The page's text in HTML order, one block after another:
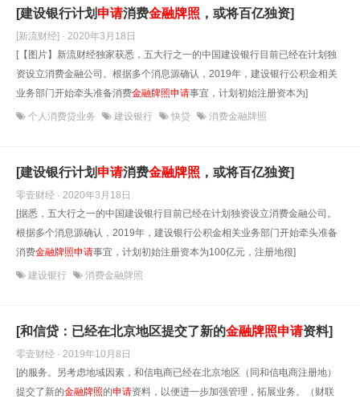
[建设银行计划 申请消费金融牌照 ，或将百亿独资]
[新流财经] · 2020年3月18日
[【图片】新流财经独家获悉，五大行之一的中国建设银行目前已经在计划独
资设立消费金融公司。根据多个消息源确认，2019年，建设银行公积金相关
业务部门开始牵头准备消费金融牌照申请事宜，计划初始注册资本为]
个人消费贷业务 建设银行 快贷 消费金融牌照
[建设银行计划 申请消费金融牌照 ，或将百亿独资]
零壹财经 · 2020年3月18日
[据悉，五大行之一的中国建设银行目前已经在计划独资设立消费金融公司。
根据多个消息源确认，2019年，建设银行公积金相关业务部门开始牵头准备
消费金融牌照申请事宜，计划初始注册资本为100亿元，注册地很]
建设银行 消费金融牌照
[和信贷：已经在北京地区提交了新的金融牌照申请资料]
零壹财经 · 2019年10月8日
[的服务。另考虑地域因素，和信电商已经在北京地区（同和信电商注册地）
提交了新的金融牌照的申请资料，以便进一步加强管理，拓展业务。（财联